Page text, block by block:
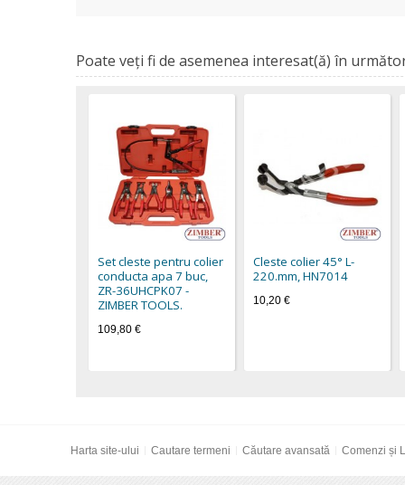
Poate veţi fi de asemenea interesat(ă) în
Set cleste pentru colier
conducta apa 7 buc,
ZR-36UHCPK07 -
ZIMBER TOOLS.
109,80 €
Cleste colier 45° L-
220.mm, HN7014
10,20 €
Harta site-ului Cautare termeni Căutare avansată Comenzi și